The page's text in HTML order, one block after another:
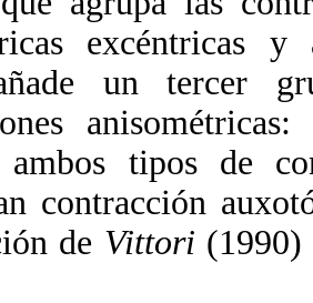
excéntricas
un tercer
ambos tipos de
contracción
de Vittori (1990)